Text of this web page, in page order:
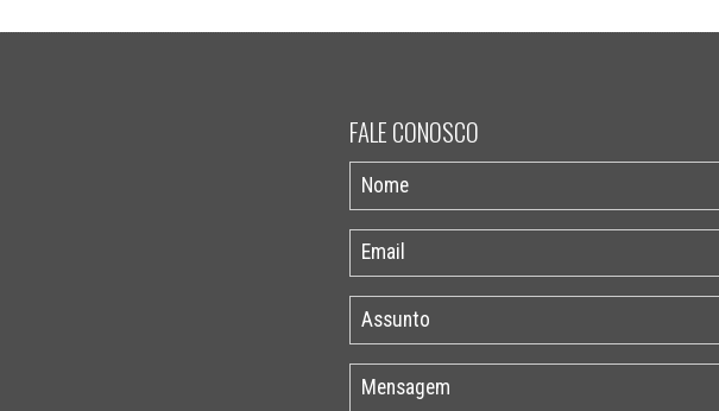
FALE CONOSCO